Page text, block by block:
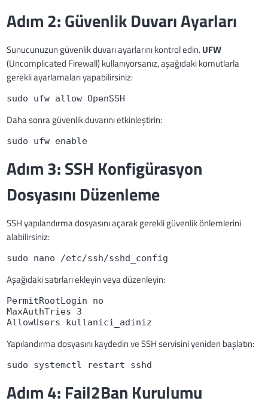
Adım 2: Güvenlik Duvarı Ayarları
Sunucunuzun güvenlik duvarı ayarlarını kontrol edin.UFW
(Uncomplicated Firewall) kullanıyorsanız, aşağıdaki komutlarla
gerekli ayarlamaları yapabilirsiniz:
sudo ufw allow OpenSSH
Daha sonra güvenlik duvarını etkinleştirin:
sudo ufw enable
Adım 3: SSH Konfigürasyon
Dosyasını Düzenleme
SSH yapılandırma dosyasını açarak gerekli güvenlik önlemlerini
alabilirsiniz:
sudo nano /etc/ssh/sshd_config
Aşağıdaki satırları ekleyin veya düzenleyin:
PermitRootLogin no
MaxAuthTries 3
AllowUsers kullanici_adiniz
Yapılandırma dosyasını kaydedin ve SSH servisini yeniden başlatın:
sudo systemctl restart sshd
Adım 4: Fail2Ban Kurulumu